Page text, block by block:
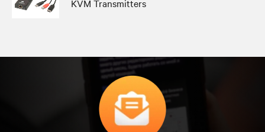
KVM Transmitters